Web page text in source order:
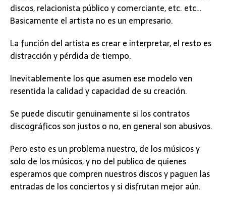
discos, relacionista público y comerciante, etc. etc…
Basicamente el artista no es un empresario.
La función del artista es crear e interpretar, el resto es
distracción y pérdida de tiempo.
Inevitablemente los que asumen ese modelo ven
resentida la calidad y capacidad de su creación.
Se puede discutir genuinamente si los contratos
discográficos son justos o no, en general son abusivos.
Pero esto es un problema nuestro, de los músicos y
solo de los músicos, y no del publico de quienes
esperamos que compren nuestros discos y paguen las
entradas de los conciertos y si disfrutan mejor aún.